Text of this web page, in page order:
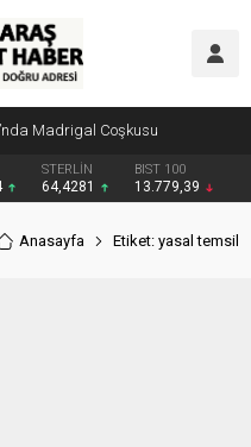
Madrigal Coşkusu
STERLİN
64,4281
BIST 100
13.779,39
Anasayfa Etiket: yasal temsil